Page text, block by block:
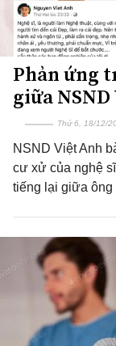
Phản ứng
giữa
Thứ 6, 18/12/
NSND Việt Anh
cư xử của nghệ
tiếng lại giữa ông